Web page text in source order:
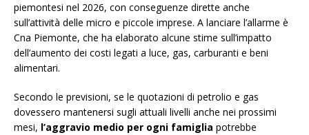
piemontesi nel 2026, con conseguenze dirette anche
sull’attività delle micro e piccole imprese. A lanciare l’allarme è
Cna Piemonte, che ha elaborato alcune stime sull’impatto
dell’aumento dei costi legati a luce, gas, carburanti e beni
alimentari.
Secondo le previsioni, se le quotazioni di petrolio e gas
dovessero mantenersi sugli attuali livelli anche nei prossimi
mesi, l’aggravio medio per ogni famiglia potrebbe